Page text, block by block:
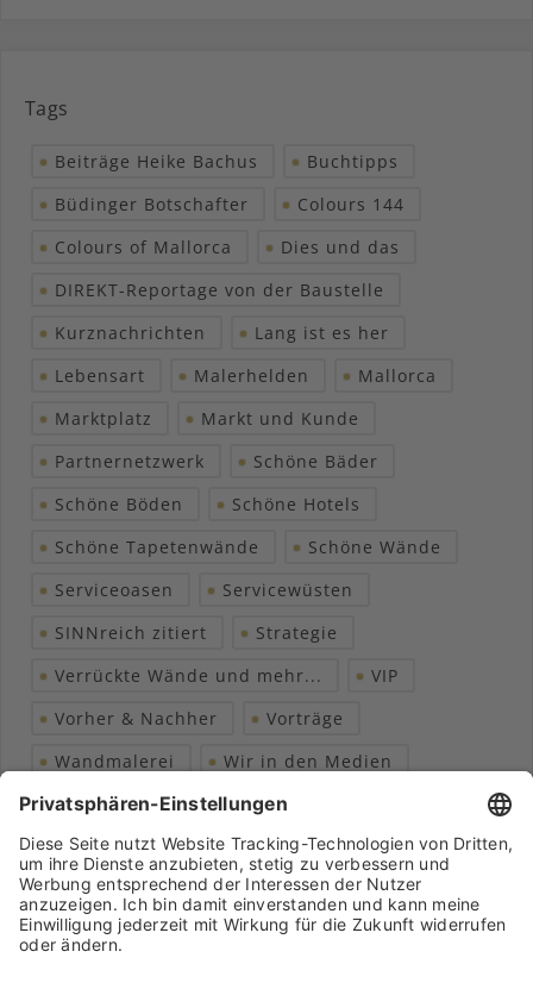
Tags
Beiträge Heike Bachus
Buchtipps
Büdinger Botschafter
Colours 144
Colours of Mallorca
Dies und das
DIREKT-Reportage von der Baustelle
Kurznachrichten
Lang ist es her
Lebensart
Malerhelden
Mallorca
Marktplatz
Markt und Kunde
Partnernetzwerk
Schöne Bäder
Schöne Böden
Schöne Hotels
Schöne Tapetenwände
Schöne Wände
Serviceoasen
Servicewüsten
SINNreich zitiert
Strategie
Verrückte Wände und mehr...
VIP
Vorher & Nachher
Vorträge
Wandmalerei
Wir in den Medien
Wohngesundheit